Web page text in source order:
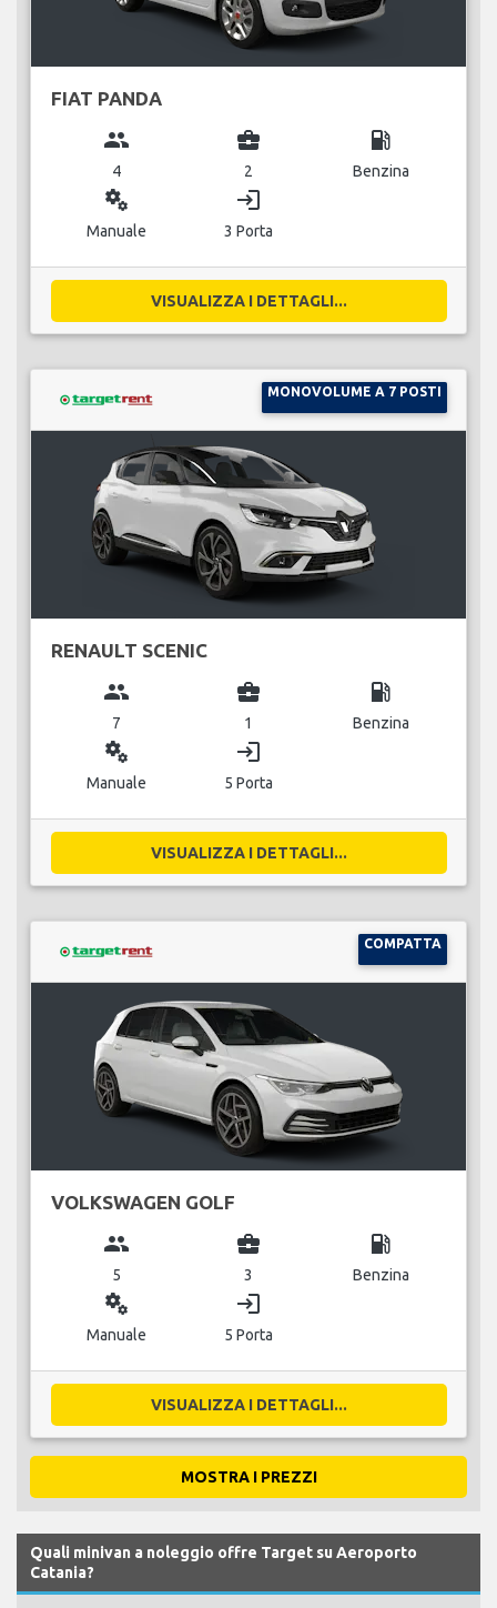
FIAT PANDA
group
4
business_center
2
local_gas_station
Benzina
miscellaneous_services
Manuale
login
3 Porta
VISUALIZZA I DETTAGLI...
MONOVOLUME A 7 POSTI
RENAULT SCENIC
group
7
business_center
1
local_gas_station
Benzina
miscellaneous_services
Manuale
login
5 Porta
VISUALIZZA I DETTAGLI...
COMPATTA
VOLKSWAGEN GOLF
group
5
business_center
3
local_gas_station
Benzina
miscellaneous_services
Manuale
login
5 Porta
VISUALIZZA I DETTAGLI...
MOSTRA I PREZZI
Quali minivan a noleggio offre Target su Aeroporto
Catania?